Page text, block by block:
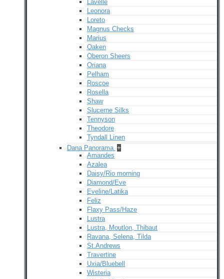
Lavelle
Leonora
Loreto
Magnus Checks
Marius
Oaken
Oberon Sheers
Oriana
Pelham
Roscoe
Rosella
Shaw
Slucerne Silks
Tennyson
Theodore
Tyndall Linen
Dana Panorama +
Amandes
Azalea
Daisy/Rio morning
Diamond/Eve
Eveline/Latika
Feliz
Flaxy Pass/Haze
Lustra
Lustra, Moutlon, Thibaut
Ravana, Selena, Tilda
St.Andrews
Travertine
Uxia/Bluebell
Wisteria